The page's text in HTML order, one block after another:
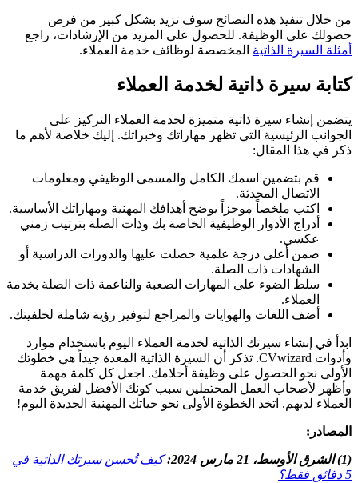
من خلال تنفيذ هذه النصائح سوف تزيد بشكل كبير من فرص
حصولك على الوظيفة. للحصول على المزيد من الإرشادات، راجع
أمثلة السيرة الذاتية المخصصة لوظائف خدمة العملاء.
كتابة سيرة ذاتية لخدمة العملاء
يتضمن إنشاء سيرة ذاتية متميزة لخدمة العملاء التركيز على
الجوانب الرئيسية التي تظهر مهاراتك وخبراتك. إليك خلاصة لأهم ما
ذكر في هذا المقال:
قم بتضمين اسمك الكامل والمسمى الوظيفي ومعلومات
الاتصال المحدثة.
اكتب ملخصاً موجزاً يوضح أهدافك المهنية ومهاراتك الأساسية.
أدراج الأدوار الوظيفية الخاصة بك وذات الصلة بترتيب زمني
عكسي.
ضمن أعلى درجة علمية حصلت عليها والدورات الدراسية أو
الشهادات ذات الصلة.
سلط الضوء على المهارات الصعبة والناعمة ذات الصلة بخدمة
العملاء.
أضف اللغات والهوايات والمراجع لتوفير رؤية شاملة لخلفيتك.
ابدأ في إنشاء سيرتك الذاتية لخدمة العملاء اليوم باستخدام موارد
وأدوات CVwizard. تذكر أن السيرة الذاتية المعدة جيداً هي خطوتك
الأولى نحو الحصول على وظيفة أحلامك. اجعل كل كلمة مهمة
وأظهر لأصحاب العمل المحتملين سبب كونك الأفضل لفريق خدمة
العملاء لديهم. اتخذ الخطوة الأولى نحو حياتك المهنية الجديدة اليوم!
المصادر:
(1) الشرق الأوسط، 21 مارس 2024:
كيف تُحسن سيرتك الذاتية في
5 دقائق فقط؟